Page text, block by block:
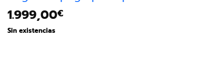
1.999,00€
Sin existencias